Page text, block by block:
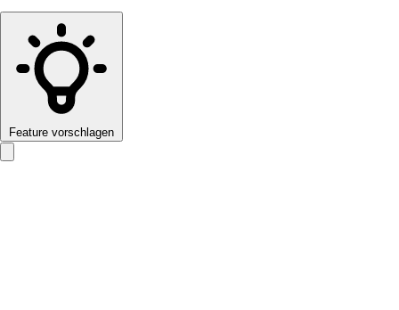
Feature vorschlagen